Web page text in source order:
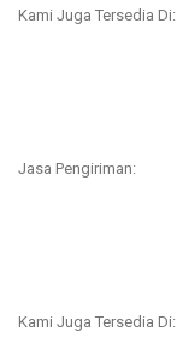
Kami Juga Tersedia Di:
Jasa Pengiriman:
Kami Juga Tersedia Di: